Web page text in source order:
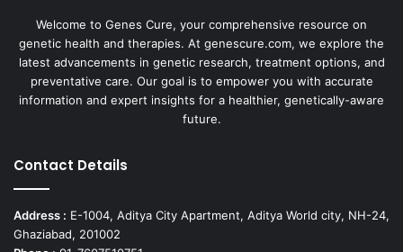
Welcome to Genes Cure, your comprehensive resource on
genetic health and therapies. At genescure.com, we explore the
latest advancements in genetic research, treatment options, and
preventative care. Our goal is to empower you with accurate
information and expert insights for a healthier, genetically-aware
future.
Contact Details
Address : E-1004, Aditya City Apartment, Aditya World city, NH-24,
Ghaziabad, 201002